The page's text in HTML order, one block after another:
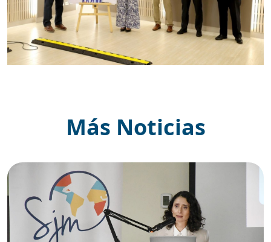
Más Noticias